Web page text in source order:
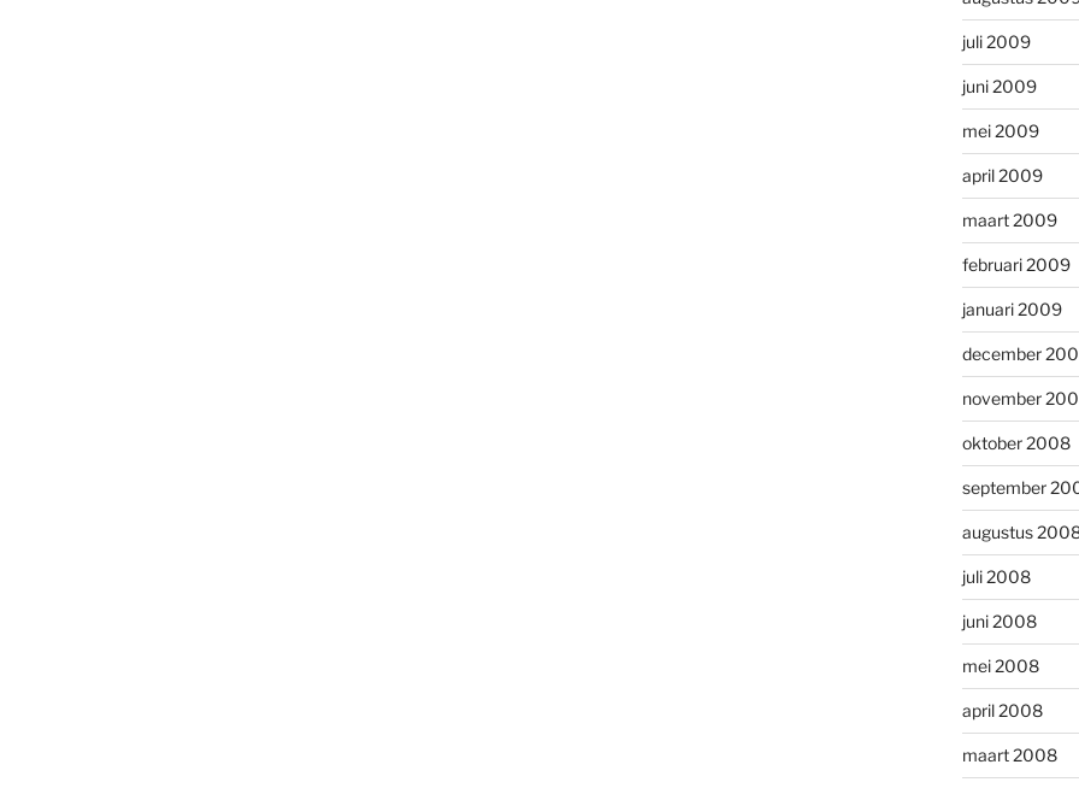
juli 2009
juni 2009
mei 2009
april 2009
maart 2009
februari 2009
januari 2009
december
november
oktober 2008
september
augustus
juli 2008
juni 2008
mei 2008
april 2008
maart 2008